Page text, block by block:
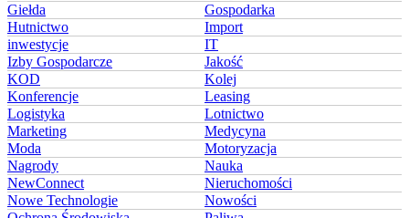
Giełda
Gospodarka
Hutnictwo
Import
inwestycje
IT
Izby Gospodarcze
Jakość
KOD
Kolej
Konferencje
Leasing
Logistyka
Lotnictwo
Marketing
Medycyna
Moda
Motoryzacja
Nagrody
Nauka
NewConnect
Nieruchomości
Nowe Technologie
Nowości